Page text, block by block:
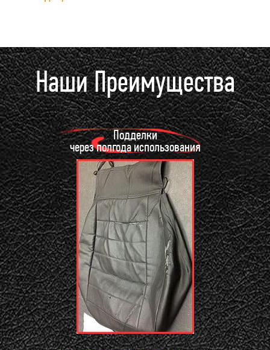
Наши Преимущества
Подделки
через полгода использования